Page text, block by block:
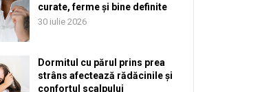
curate, ferme și bine definite
30 iulie 2026
Dormitul cu părul prins prea
strâns afectează rădăcinile și
confortul scalpului